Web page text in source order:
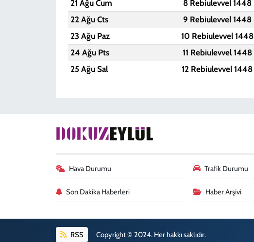
21 Ağu Cum
8 Rebiulevvel 1448
22 Ağu Cts
9 Rebiulevvel 1448
23 Ağu Paz
10 Rebiulevvel 1448
24 Ağu Pts
11 Rebiulevvel 1448
25 Ağu Sal
12 Rebiulevvel 1448
Hava Durumu Trafik Durumu
Son Dakika Haberleri Haber Arşivi
RSS Copyright © 2024. Her hakkı saklıdır.